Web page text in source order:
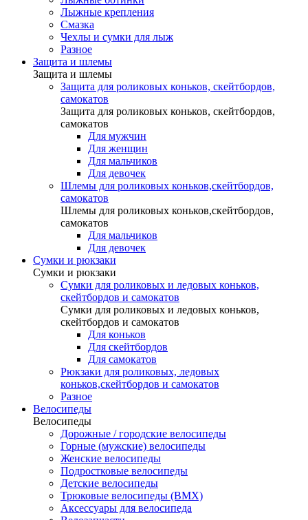
Лыжные крепления
Смазка
Чехлы и сумки для лыж
Разное
Защита и шлемы
Защита и шлемы
Защита для роликовых коньков, скейтбордов,
самокатов
Защита для роликовых коньков, скейтбордов,
самокатов
Для мужчин
Для женщин
Для мальчиков
Для девочек
Шлемы для роликовых коньков,скейтбордов,
самокатов
Шлемы для роликовых коньков,скейтбордов,
самокатов
Для мальчиков
Для девочек
Сумки и рюкзаки
Сумки и рюкзаки
Сумки для роликовых и ледовых коньков,
скейтбордов и самокатов
Сумки для роликовых и ледовых коньков,
скейтбордов и самокатов
Для коньков
Для скейтбордов
Для самокатов
Рюкзаки для роликовых, ледовых
коньков,скейтбордов и самокатов
Разное
Велосипеды
Велосипеды
Дорожные / городские велосипеды
Горные (мужские) велосипеды
Женские велосипеды
Подростковые велосипеды
Детские велосипеды
Трюковые велосипеды (BMX)
Аксессуары для велосипеда